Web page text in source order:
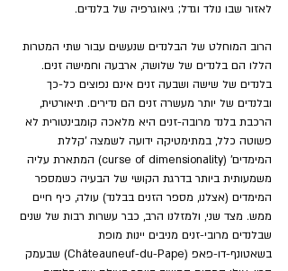
לאזור שבו נולד וגדל; גיאוגרפיה של בלנדים.
הרוב המוחלט של הבלנדים שנעשים עבור שתי המטרות
הללו הם בלנדים של שלושה, ארבעה וחמישה זנים.
בלנדים של שישה ושבעה זנים אינם נפוצים כל-כך
ובלנדים של יותר מעשרה זנים הם נדירים. תיאורטית,
הרכבת בלנד מרובה-זנים היא מלאכה קומבינטורית לא
פשוטה כלל, במתימטיקה ידועה לשמצה 'קללת
המימדים' (curse of dimensionality) המתארת עליה
משמעותית ביותר בדרגת הקושי של הבעיה כשמספר
המימדים (אצלנו, מספר הזנים בבלנד) עולה, כיף חיים
ממש. מצד שני, ולמזלנו הרב, כבר עשרות רבות של שנים
שבלנדים מרובי-זנים מניבים יינות מופת
בשאטונף-דו-פאפ
(Châteauneuf-du-Pape) שבעמק